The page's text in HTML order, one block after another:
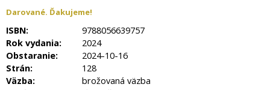
Darované. Ďakujeme!
ISBN:
9788056639757
Rok vydania:
2024
Obstaranie:
2024-10-16
Strán:
128
Väzba:
brožovaná väzba